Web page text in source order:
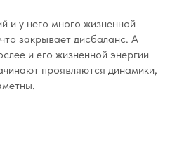
и у него много жизненной
закрывает дисбаланс. А
и его жизненной энергии
проявляются динамики,